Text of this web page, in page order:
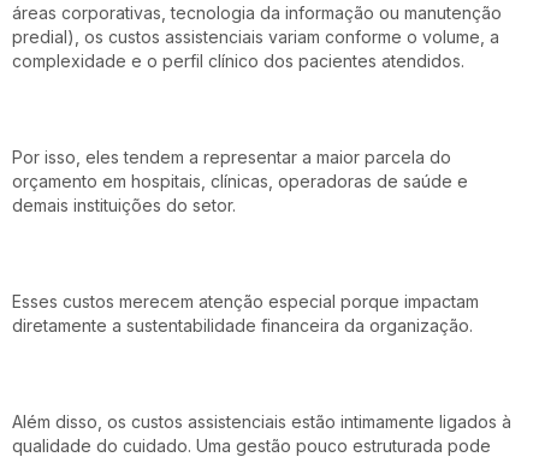
áreas corporativas, tecnologia da informação ou manutenção
predial), os custos assistenciais variam conforme o volume, a
complexidade e o perfil clínico dos pacientes atendidos.
Por isso, eles tendem a representar a maior parcela do
orçamento em hospitais, clínicas, operadoras de saúde e
demais instituições do setor.
Esses custos merecem atenção especial porque impactam
diretamente a sustentabilidade financeira da organização.
Além disso, os custos assistenciais estão intimamente ligados à
qualidade do cuidado. Uma gestão pouco estruturada pode